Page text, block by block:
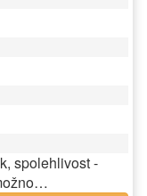
spolehlivost -